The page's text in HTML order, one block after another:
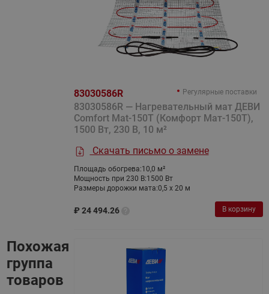
83030586R
83030586R — Нагревательный мат ДЕВИ
Comfort Mat-150T (Комфорт Мат-150Т),
1500 Вт, 230 В, 10 м²
Скачать письмо о замене
Площадь обогрева:10,0 м²
Мощность при 230 В:1500 Вт
Размеры дорожки мата:0,5 х 20 м
₽ 24 494.26
Регулярные поставки
В корзину
Похожая
группа
товаров